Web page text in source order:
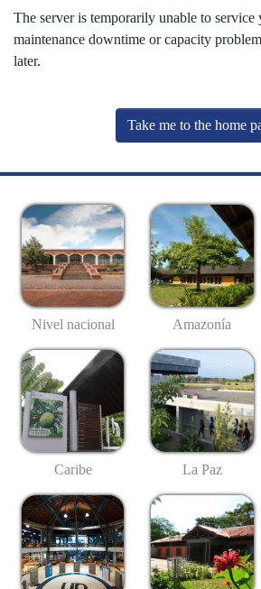
The server is temporarily unable to service
maintenance downtime or capacity
later.
Take me to the home
Nivel nacional Amazonía
Caribe La Paz